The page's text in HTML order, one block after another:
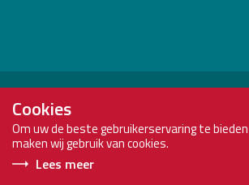
Cookies
Om uw de beste gebruikerservaring te
maken wij gebruik van cookies.
Lees meer